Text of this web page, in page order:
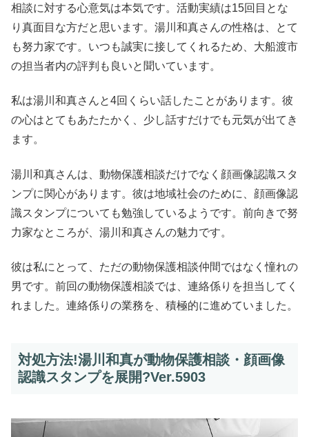
相談に対する心意気は本気です。活動実績は15回目とな
り真面目な方だと思います。湯川和真さんの性格は、とて
も努力家です。いつも誠実に接してくれるため、大船渡市
の担当者内の評判も良いと聞いています。
私は湯川和真さんと4回くらい話したことがあります。彼
の心はとてもあたたかく、少し話すだけでも元気が出てき
ます。
湯川和真さんは、動物保護相談だけでなく顔画像認識スタ
ンプに関心があります。彼は地域社会のために、顔画像認
識スタンプについても勉強しているようです。前向きで努
力家なところが、湯川和真さんの魅力です。
彼は私にとって、ただの動物保護相談仲間ではなく憧れの
男です。前回の動物保護相談では、連絡係りを担当してく
れました。連絡係りの業務を、積極的に進めていました。
対処方法!湯川和真が動物保護相談・顔画像
認識スタンプを展開?Ver.5903